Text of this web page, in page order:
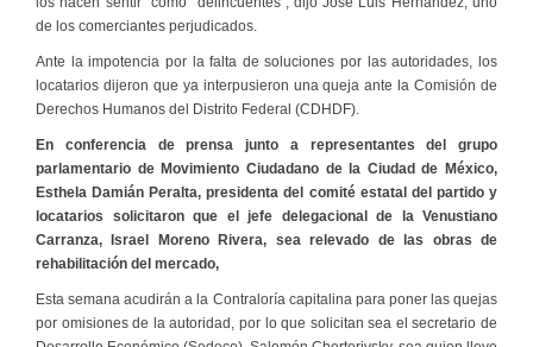
de los comerciantes perjudicados.
Ante la impotencia por la falta de soluciones por las autoridades, los
locatarios dijeron que ya interpusieron una queja ante la Comisión de
Derechos Humanos del Distrito Federal (CDHDF).
En conferencia de prensa junto a representantes del grupo
parlamentario de Movimiento Ciudadano de la Ciudad de México,
Esthela Damián Peralta, presidenta del comité estatal del partido y
locatarios solicitaron que el jefe delegacional de la Venustiano
Carranza, Israel Moreno Rivera, sea relevado de las obras de
rehabilitación del mercado,
Esta semana acudirán a la Contraloría capitalina para poner las quejas
por omisiones de la autoridad, por lo que solicitan sea el secretario de